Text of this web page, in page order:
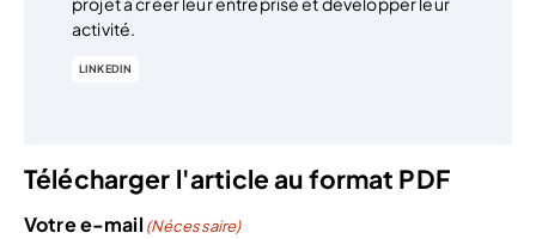
activité.
LINKEDIN
Télécharger l'article au format PDF
Votre e-mail (Nécessaire)